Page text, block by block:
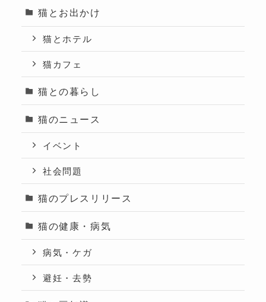
猫とお出かけ
猫とホテル
猫カフェ
猫との暮らし
猫のニュース
イベント
社会問題
猫のプレスリリース
猫の健康・病気
病気・ケガ
避妊・去勢